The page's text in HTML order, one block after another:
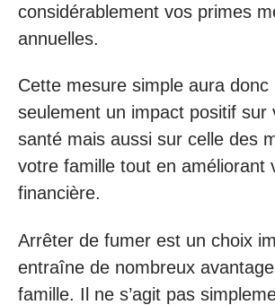
considérablement vos primes
annuelles.
Cette mesure simple aura donc
seulement un impact positif sur
santé mais aussi sur celle des
votre famille tout en améliorant
financière.
Arrêter de fumer est un choix
entraîne de nombreux
famille. Il ne s’agit pas